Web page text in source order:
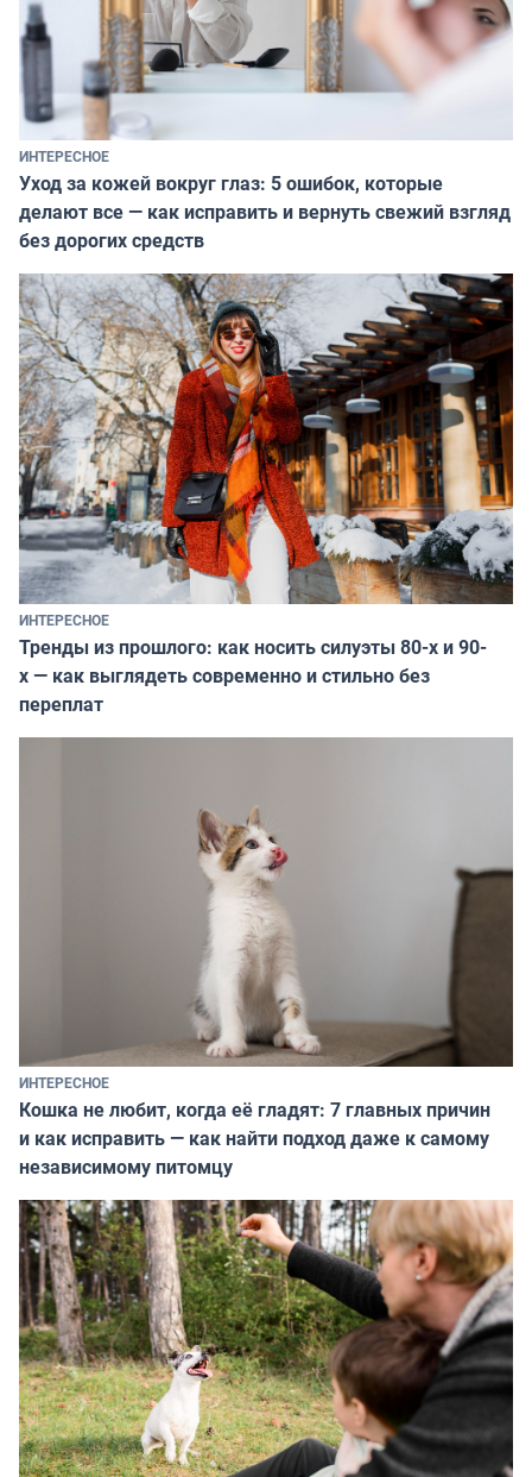
ИНТЕРЕСНОЕ
Уход за кожей вокруг глаз: 5 ошибок, которые
делают все — как исправить и вернуть свежий взгляд
без дорогих средств
ИНТЕРЕСНОЕ
Тренды из прошлого: как носить силуэты 80-х и 90-
х — как выглядеть современно и стильно без
переплат
ИНТЕРЕСНОЕ
Кошка не любит, когда её гладят: 7 главных причин
и как исправить — как найти подход даже к самому
независимому питомцу